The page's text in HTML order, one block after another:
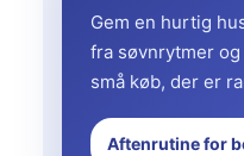
Gem en hurtig
fra søvnrytmer
små køb, der er
Aftenrutine for